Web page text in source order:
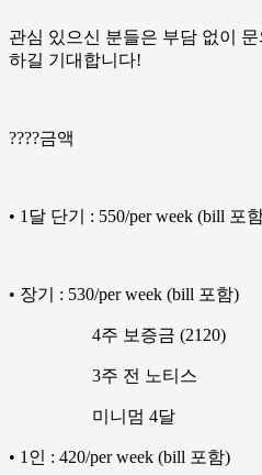
관심 있으신 분들은 부담 없이
하길 기대합니다!
????금액
• 1달 단기 : 550/per week (bill 포
• 장기 : 530/per week (bill 포함)
4주 보증금 (2120)
3주 전 노티스
미니멈 4달
• 1인 : 420/per week (bill 포함)